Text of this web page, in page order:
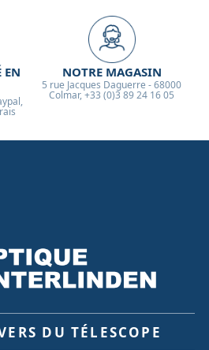
EN
NOTRE MAGASIN
5 rue Jacques Daguerre - 68000
Colmar, +33 (0)3 89 24 16 05
DU TÉLESCOPE